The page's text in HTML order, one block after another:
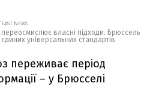
NEWS
власні підходи. Брюссель
універсальних стандартів
переживає період
– у Брюсселі